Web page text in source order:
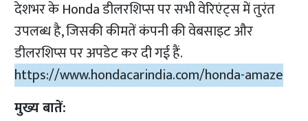
देशभर के Honda डीलरशिप्स पर सभी वेरिएंट्स में तुरंत
उपलब्ध है, जिसकी कीमतें कंपनी की वेबसाइट और
डीलरशिप्स पर अपडेट कर दी गई हैं.
https://www.hondacarindia.com/honda-amaze
मुख्य बातें: